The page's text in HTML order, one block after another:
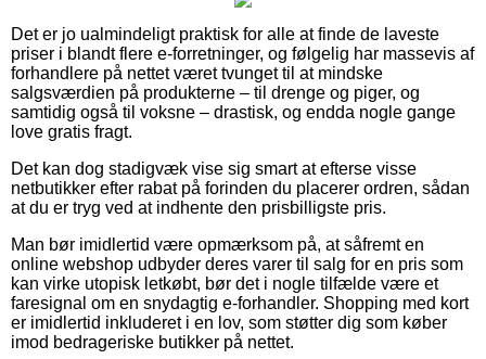
Det er jo ualmindeligt praktisk for alle at finde de laveste
priser i blandt flere e-forretninger, og følgelig har massevis af
forhandlere på nettet været tvunget til at mindske
salgsværdien på produkterne – til drenge og piger, og
samtidig også til voksne – drastisk, og endda nogle gange
love gratis fragt.
Det kan dog stadigvæk vise sig smart at efterse visse
netbutikker efter rabat på forinden du placerer ordren, sådan
at du er tryg ved at indhente den prisbilligste pris.
Man bør imidlertid være opmærksom på, at såfremt en
online webshop udbyder deres varer til salg for en pris som
kan virke utopisk letkøbt, bør det i nogle tilfælde være et
faresignal om en snydagtig e-forhandler. Shopping med kort
er imidlertid inkluderet i en lov, som støtter dig som køber
imod bedrageriske butikker på nettet.